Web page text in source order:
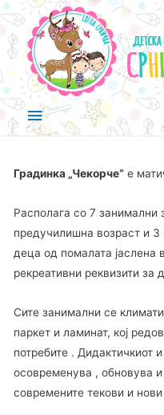
Градинка „Чекорче“ е
Располага со 7 занимални
предучилишна возраст и 3
деца од помалата јаслена
рекреативни реквизити за
Сите занимални се
паркет и ламинат, кој
потребите . Дидактичкиот
осовременува , обновува
современите текови и нови